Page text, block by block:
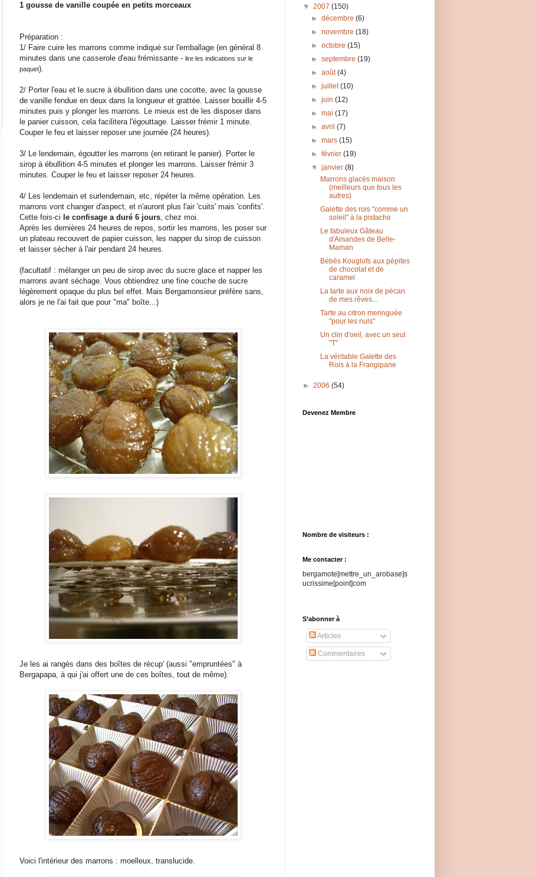
1 gousse de vanille coupée en petits morceaux
Préparation :
1/ Faire cuire les marrons comme indiqué sur l'emballage (en général 8
minutes dans une casserole d'eau frémissante - lire les indications sur le
paquet).
2/ Porter l'eau et le sucre à ébullition dans une cocotte, avec la gousse
de vanille fendue en deux dans la longueur et grattée. Laisser bouillir 4-5
minutes puis y plonger les marrons. Le mieux est de les disposer dans
le panier cuisson, cela facilitera l'égouttage. Laisser frémir 1 minute.
Couper le feu et laisser reposer une journée (24 heures).
3/ Le lendemain, égoutter les marrons (en retirant le panier). Porter le
sirop à ébullition 4-5 minutes et plonger les marrons. Laisser frémir 3
minutes. Couper le feu et laisser reposer 24 heures.
4/ Les lendemain et surlendemain, etc, répéter la même opération. Les
marrons vont changer d'aspect, et n'auront plus l'air 'cuits' mais 'confits'.
Cette fois-ci le confisage a duré 6 jours, chez moi.
Après les dernières 24 heures de repos, sortir les marrons, les poser sur
un plateau recouvert de papier cuisson, les napper du sirop de cuisson
et laisser sécher à l'air pendant 24 heures.
(facultatif : mélanger un peu de sirop avec du sucre glace et napper les
marrons avant séchage. Vous obtiendrez une fine couche de sucre
légèrement opaque du plus bel effet. Mais Bergamonsieur préfère sans,
alors je ne l'ai fait que pour "ma" boîte...)
Je les ai rangés dans des boîtes de récup' (aussi "empruntées" à
Bergapapa, à qui j'ai offert une de ces boîtes, tout de même).
Voici l'intérieur des marrons : moelleux, translucide.
▼ 2007 (150)
►décembre(6)
►novembre(18)
►octobre(15)
►septembre(19)
►août(4)
►juillet(10)
►juin(12)
►mai(17)
►avril(7)
►mars(15)
►février(19)
▼janvier(8)
Marrons glacés maison
(meilleurs que tous les
autres)
Galette des rois "comme un
soleil" à la pistache
Le fabuleux Gâteau
d'Amandes de Belle-
Maman
Bébés Kouglofs aux pépites
de chocolat et de
caramel
La tarte aux noix de pécan
de mes rêves...
Tarte au citron meringuée
"pour les nuls"
Un clin d'oeil, avec un seul
"T"
La véritable Galette des
Rois à la Frangipane
► 2006 (54)
Devenez Membre
Nombre de visiteurs :
Me contacter :
bergamote[mettre_un_arobase]s
ucrissime[point]com
S’abonner à
Articles
Commentaires